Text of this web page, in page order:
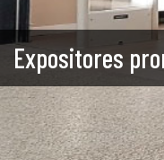
Expositores